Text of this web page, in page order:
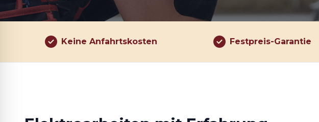
Keine Anfahrtskosten Festpreis-Garantie